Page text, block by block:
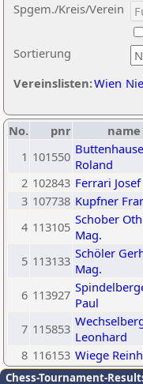
Sortierung
Spgem./Kreis/Verein
Vereinslisten:Wien
No. pnr name
1 101550 Roland
2 102843 Ferrari Josef
3 107738 Kupfner
4 113105 Schober
Mag.
5 113133 Schöler
Mag.
6 113927 Paul
7 115853 Leonhard
8 116153 Wiege
Chess-Tournament-